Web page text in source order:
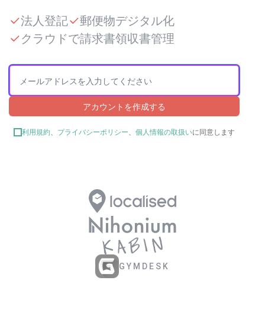
法人登記
郵便物デジタル化
クラウドで請求書領収書管理
アカウントを作成する
利用規約、 プライバシーポリシー、 個人情報の取扱いに同意します
GYMDESK